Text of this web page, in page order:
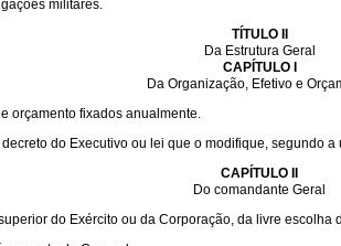
militares.
TÍTULO II
Da Estrutura Geral
CAPÍTULO I
Da Organização, Efetivo e
orçamento fixados anualmente.
do Executivo ou lei que o modifique, segundo
CAPÍTULO II
Do comandante Geral
do Exército ou da Corporação, da livre escolha